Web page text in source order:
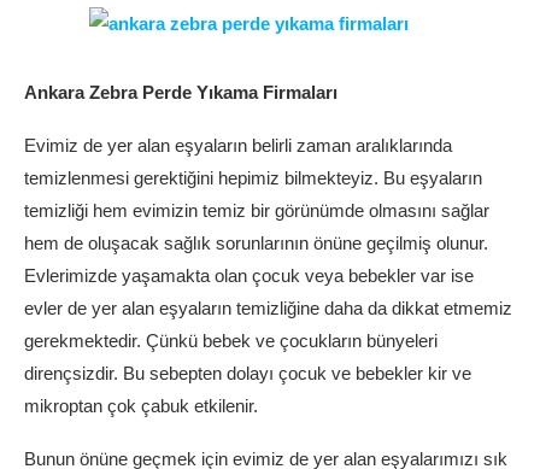
Ankara Zebra Perde Yıkama Firmaları
Evimiz de yer alan eşyaların belirli zaman aralıklarında
temizlenmesi gerektiğini hepimiz bilmekteyiz. Bu eşyaların
temizliği hem evimizin temiz bir görünümde olmasını sağlar
hem de oluşacak sağlık sorunlarının önüne geçilmiş olunur.
Evlerimizde yaşamakta olan çocuk veya bebekler var ise
evler de yer alan eşyaların temizliğine daha da dikkat etmemiz
gerekmektedir. Çünkü bebek ve çocukların bünyeleri
dirençsizdir. Bu sebepten dolayı çocuk ve bebekler kir ve
mikroptan çok çabuk etkilenir.
Bunun önüne geçmek için evimiz de yer alan eşyalarımızı sık